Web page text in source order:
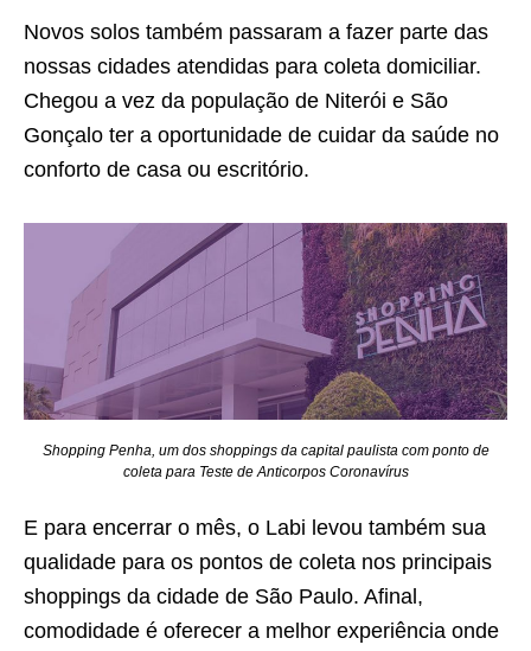
Novos solos também passaram a fazer parte das
nossas cidades atendidas para coleta domiciliar.
Chegou a vez da população de Niterói e São
Gonçalo ter a oportunidade de cuidar da saúde no
conforto de casa ou escritório.
Shopping Penha, um dos shoppings da capital paulista com ponto de
coleta para Teste de Anticorpos Coronavírus
E para encerrar o mês, o Labi levou também sua
qualidade para os pontos de coleta nos principais
shoppings da cidade de São Paulo. Afinal,
comodidade é oferecer a melhor experiência onde